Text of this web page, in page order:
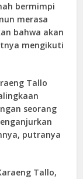
bermimpi
merasa
bahwa akan
mengikuti
Tallo
seorang
putranya
Tallo,